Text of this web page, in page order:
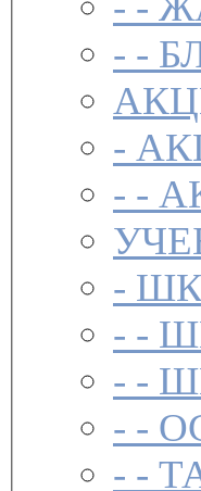
- -
-
- -
-
- -
- -
- -
- -